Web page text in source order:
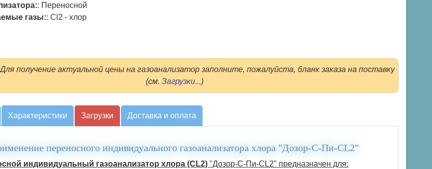
: Переносной
газы::Cl2 - хлор
получение актуальной цены на газоанализатор заполните, пожалуйста, бланк заказа на поставку
(см. Загрузки...)
Характеристики Загрузки Доставка и оплата
переносного индивидуального газоанализатора хлора "Дозор-С-Пи-CL2"
индивидуальный газоанализатор хлора (CL2) "Дозор-С-Пи-CL2" предназначен для: